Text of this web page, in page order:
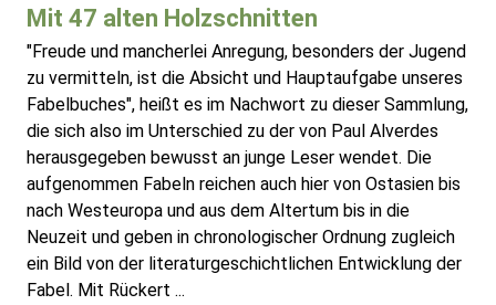
Mit 47 alten Holzschnitten
"Freude und mancherlei Anregung, besonders der Jugend
zu vermitteln, ist die Absicht und Hauptaufgabe unseres
Fabelbuches", heißt es im Nachwort zu dieser Sammlung,
die sich also im Unterschied zu der von Paul Alverdes
herausgegeben bewusst an junge Leser wendet. Die
aufgenommen Fabeln reichen auch hier von Ostasien bis
nach Westeuropa und aus dem Altertum bis in die
Neuzeit und geben in chronologischer Ordnung zugleich
ein Bild von der literaturgeschichtlichen Entwicklung der
Fabel. Mit Rückert ...